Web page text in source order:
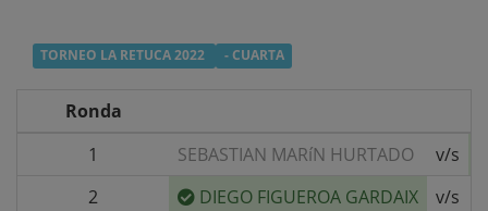
TORNEO LA RETUCA 2022 - CUARTA
Ronda
1
SEBASTIAN MARíN HURTADO
v/s
2
DIEGO FIGUEROA GARDAIX v/s